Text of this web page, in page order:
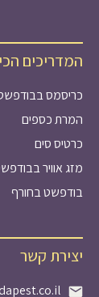
המדריכים
כריסמס
המרת כספים
כרטיס סים
מזג אוויר
בודפשט בחורף
יצירת קשר